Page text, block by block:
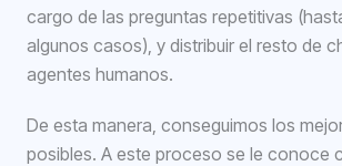
cargo de las preguntas repetitivas
algunos casos), y distribuir el resto de
agentes humanos.
De esta manera, conseguimos los
posibles. A este proceso se le conoce